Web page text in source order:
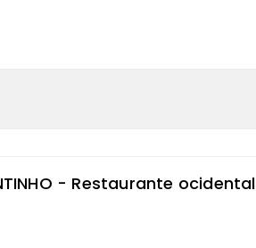
- Restaurante ocidental